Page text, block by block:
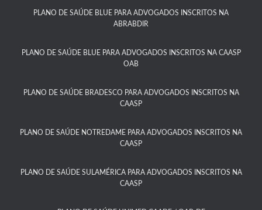
PLANO DE SAÚDE BLUE PARA ADVOGADOS INSCRITOS NA
ABRABDIR
PLANO DE SAÚDE BLUE PARA ADVOGADOS INSCRITOS NA CAASP
OAB
PLANO DE SAÚDE BRADESCO PARA ADVOGADOS INSCRITOS NA
CAASP​
PLANO DE SAÚDE NOTREDAME PARA ADVOGADOS INSCRITOS NA
CAASP​
PLANO DE SAÚDE SULAMÉRICA PARA ADVOGADOS INSCRITOS NA
CAASP​